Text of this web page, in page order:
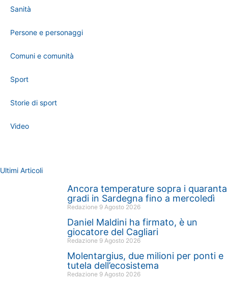
Sanità
Persone e personaggi
Comuni e comunità
Sport
Storie di sport
Video
Ultimi Articoli
Ancora temperature sopra i quaranta
gradi in Sardegna fino a mercoledì
Redazione 9 Agosto 2026
Daniel Maldini ha firmato, è un
giocatore del Cagliari
Redazione 9 Agosto 2026
Molentargius, due milioni per ponti e
tutela dell’ecosistema
Redazione 9 Agosto 2026